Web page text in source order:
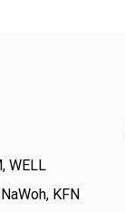
WELL
KFN